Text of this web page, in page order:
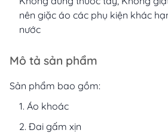
nên giặc áo các phụ kiện khác
nước
Mô tả sản phẩm
Sản phẩm bao gồm:
Áo khoác
Đai gấm xịn